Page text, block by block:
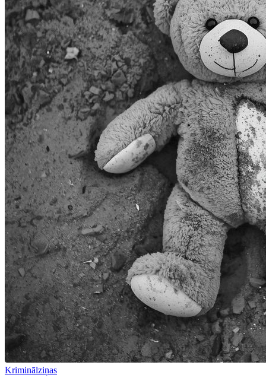
Kriminālziņas